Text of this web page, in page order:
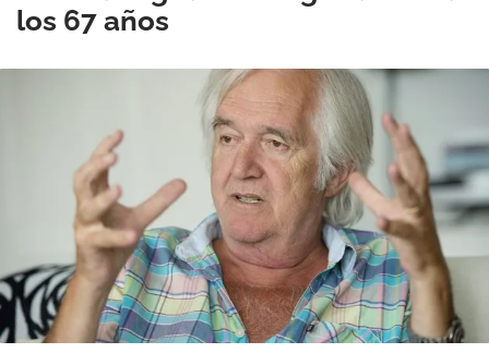
los 67 años